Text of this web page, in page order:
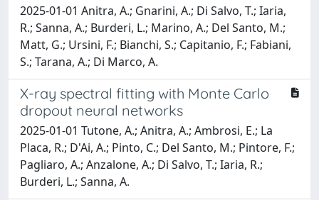
2025-01-01 Anitra, A.; Gnarini, A.; Di Salvo, T.; Iaria,
R.; Sanna, A.; Burderi, L.; Marino, A.; Del Santo, M.;
Matt, G.; Ursini, F.; Bianchi, S.; Capitanio, F.; Fabiani,
S.; Tarana, A.; Di Marco, A.
X-ray spectral fitting with Monte Carlo
dropout neural networks
2025-01-01 Tutone, A.; Anitra, A.; Ambrosi, E.; La
Placa, R.; D'Ai, A.; Pinto, C.; Del Santo, M.; Pintore, F.;
Pagliaro, A.; Anzalone, A.; Di Salvo, T.; Iaria, R.;
Burderi, L.; Sanna, A.